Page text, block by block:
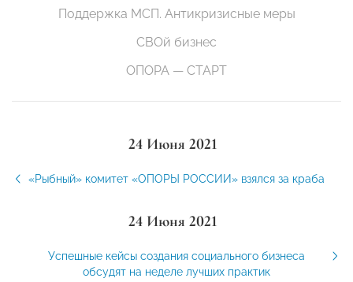
Поддержка МСП. Антикризисные меры
СВОй бизнес
ОПОРА — СТАРТ
24 Июня 2021
«Рыбный» комитет «ОПОРЫ РОССИИ» взялся за краба
24 Июня 2021
Успешные кейсы создания социального бизнеса
обсудят на неделе лучших практик